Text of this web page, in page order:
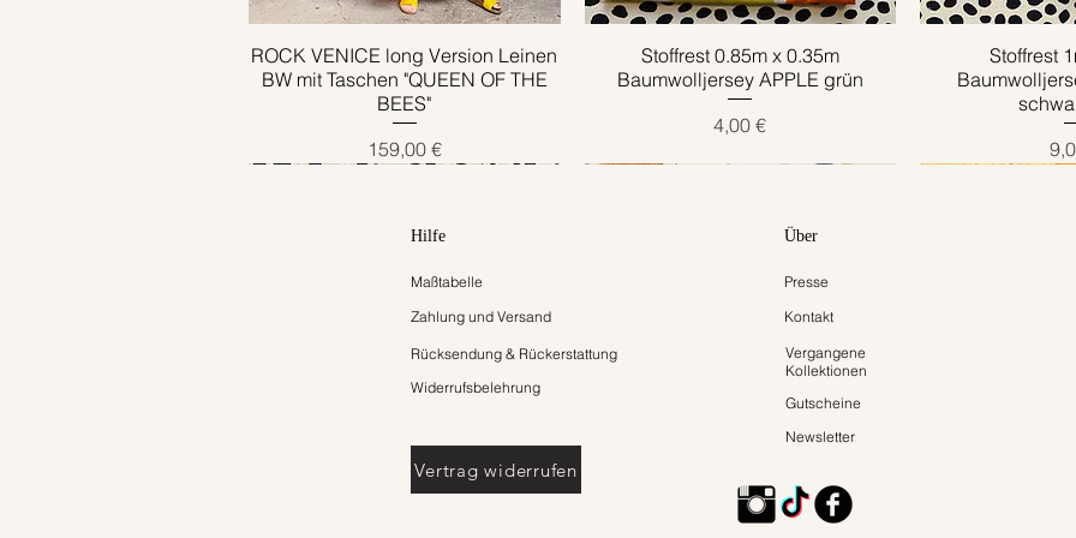
Schnellansicht
ROCK VENICE long Version Leinen
BW mit Taschen "QUEEN OF THE
BEES"
Preis
159,00 €
Schnellansicht
Stoffrest 0.85m x 0.35m
Baumwolljersey APPLE grün
Preis
4,00 €
Stoffrest
Hilfe
Maßtabelle
Zahlung und Versand
Rücksendung & Rückerstattung
Widerrufsbelehrung
Über
Presse
Kontakt
Vergangene
Kollektionen
Gutscheine
Newsletter
Vertrag widerrufen